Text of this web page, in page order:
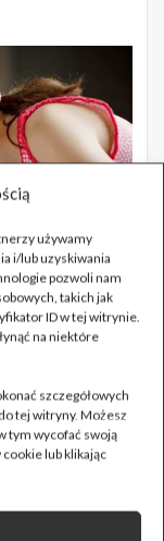
używamy
i/lub uzyskiwania
pozwoli nam
takich jak
ID w tej witrynie.
na niektóre
szczegółowych
tej witryny. Możesz
tym wycofać swoją
lub klikając